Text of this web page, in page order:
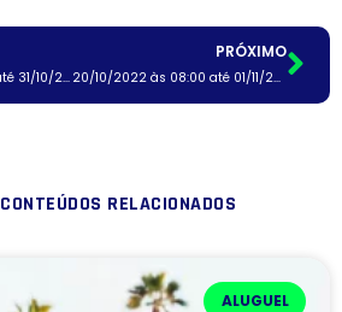
20/10/2022 às 08:00 até 31/10/2022 às 08:00
PRÓXIMO
20/10/2022 às 08:00 até 01/11/2022 às 08:00
CONTEÚDOS RELACIONADOS
ALUGUEL